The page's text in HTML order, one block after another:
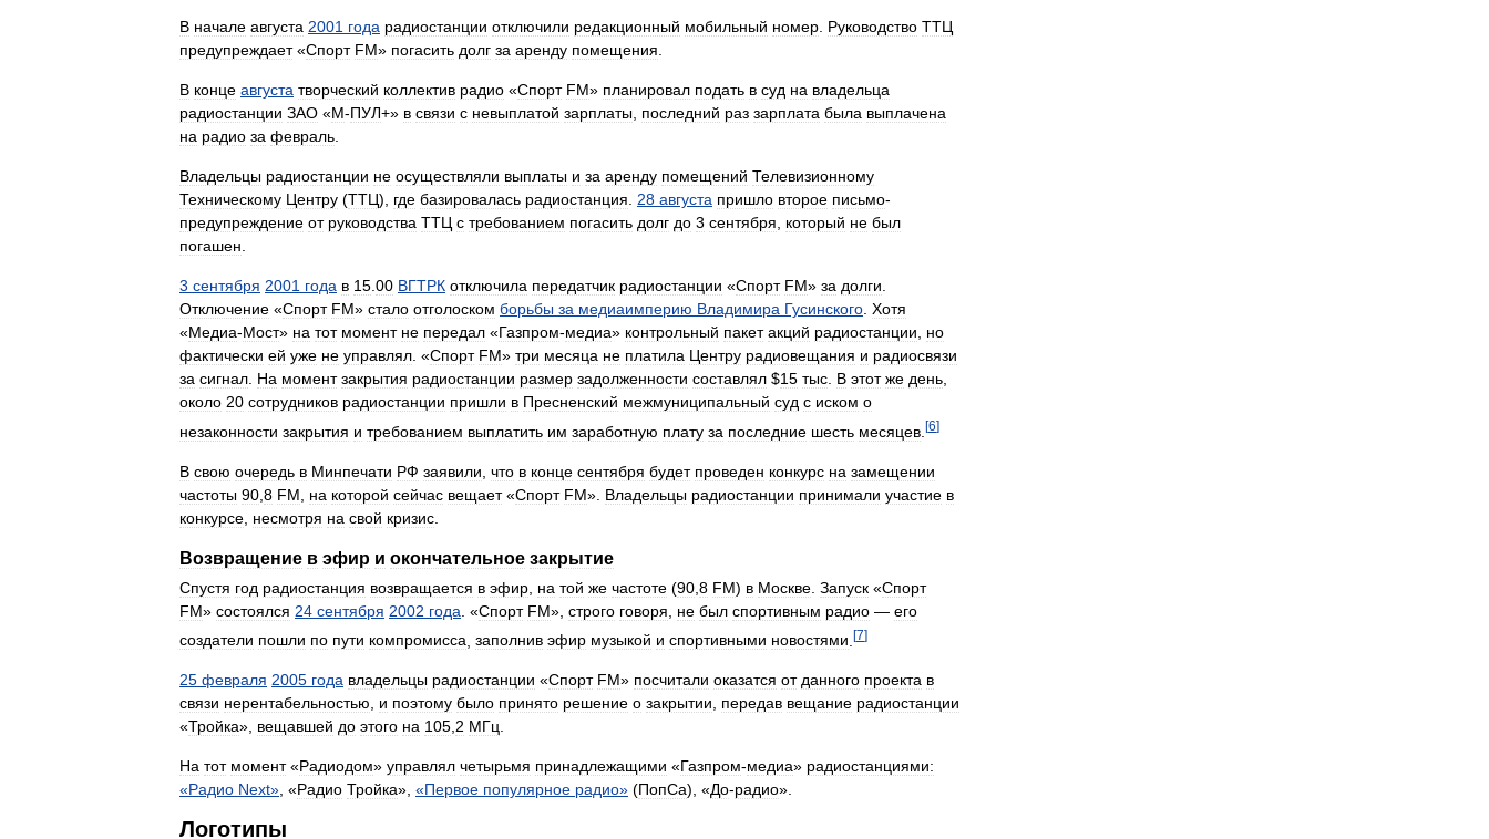
В начале августа 2001 года радиостанции отключили редакционный мобильный номер Руководство ТТЦ
предупреждает«Спорт FM» погасить долг за аренду помещения
В конце августа творческий коллектив радио «Спорт FM» планировал подать в суд на владельца
радиостанции ЗАО «М-ПУЛ+» в связи с невыплатой зарплаты последний раз зарплата была выплачена
на радио за февраль
Владельцы радиостанции не осуществляли выплаты и за аренду помещений Телевизионному
Техническому Центру (ТТЦ), где базировалась радиостанция 28 августа пришло второе письмо-
предупреждение от руководства ТТЦ с требованием погасить долг до 3 сентября который не был
погашен
3 сентября 2001 года в 15 00 ВГТРК отключила передатчик радиостанции «Спорт FM» за долги
Отключение «Спорт FM» стало отголоском борьбы за медиаимперию Владимира Гусинского Хотя
«Медиа-Мост» на тот момент не передал «Газпром-медиа» контрольный пакет акций радиостанции
но
фактически ей уже не управлял . «Спорт FM» три месяца не платила Центру радиовещания и радиосвязи
за сигнал На момент закрытия радиостанции размер задолженности составлял $15 тыс В этот же день
около 20 сотрудников радиостанции пришли в Пресненский межмуниципальный суд с иском о
незаконности закрытия и требованием выплатить им заработную плату за последние шесть месяцев [6]
В свою очередь в Минпечати РФ заявили что в конце сентября будет проведен конкурс на замещении
частоты 90 8 FM на которой сейчас вещает«Спорт FM». Владельцы радиостанции принимали участие в
конкурсе несмотря на свой кризис
Возвращение в эфир и окончательное закрытие
Спустя год радиостанция возвращается в эфир на той же частоте (90 8 FM) в Москве Запуск «Спорт
FM» состоялся 24 сентября 2002 года . «Спорт FM», строго говоря не был спортивным радио — его
создатели пошли по пути компромисса заполнив эфир музыкой и спортивными новостями [7]
25 февраля 2005 года владельцы радиостанции «Спорт FM» посчитали оказатся от данного проекта в
связи нерентабельностью, и поэтому было принято решение о закрытии, передав вещание радиостанции
«Тройка», вещавшей до этого на 105,2 МГц.
На тот момент«Радиодом» управлял четырьмя принадлежащими «Газпром-медиа» радиостанциями:
«Радио Next», «Радио Тройка», «Первое популярное радио» (ПопСа), «До-радио».
Логотипы